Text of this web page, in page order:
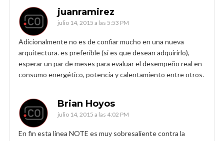
juanramirez
julio 14, 2015 a las 5:53 PM
Adicionalmente no es de confiar mucho en una nueva
arquitectura. es preferible (si es que desean adquirirlo),
esperar un par de meses para evaluar el desempeño real en
consumo energético, potencia y calentamiento entre otros.
Brian Hoyos
julio 14, 2015 a las 4:02 PM
En fin esta linea NOTE es muy sobresaliente contra la